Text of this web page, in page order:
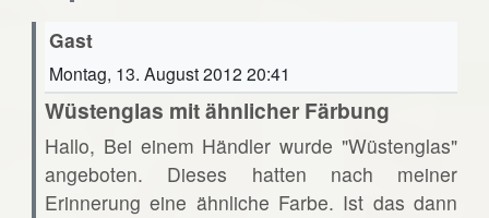
Gast
Montag, 13. August 2012 20:41
Wüstenglas mit ähnlicher Färbung
Hallo, Bei einem Händler wurde "Wüstenglas"
angeboten. Dieses hatten nach meiner
Erinnerung eine ähnliche Farbe. Ist das dann